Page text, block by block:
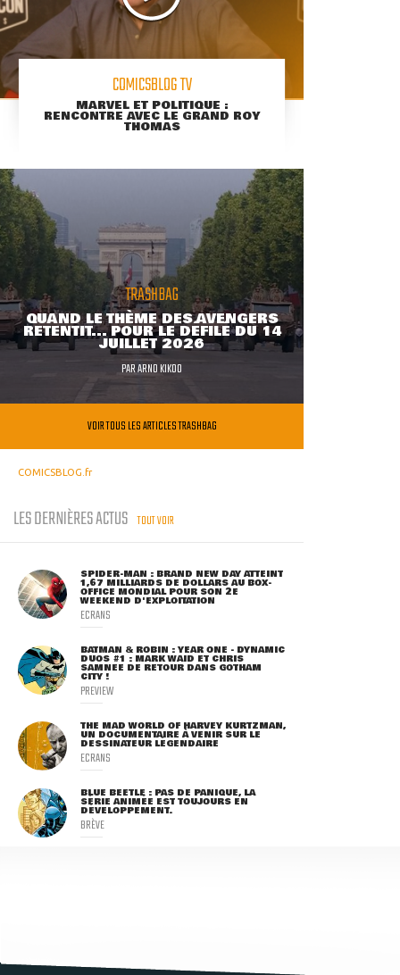
COMICSBLOG TV
MARVEL ET POLITIQUE :
RENCONTRE AVEC LE GRAND ROY
THOMAS
TRASHBAG
QUAND LE THÈME DES AVENGERS
RETENTIT... POUR LE DÉFILÉ DU 14
JUILLET 2026
PARARNO KIKOO
VOIR TOUS LES ARTICLES TRASHBAG
COMICSBLOG.fr
LES DERNIÈRES ACTUS TOUT VOIR
SPIDER-MAN : BRAND NEW DAY ATTEINT
1,67 MILLIARDS DE DOLLARS AU BOX-
OFFICE MONDIAL POUR SON 2E
WEEKEND D'EXPLOITATION
ECRANS
BATMAN & ROBIN : YEAR ONE - DYNAMIC
DUOS #1 : MARK WAID ET CHRIS
SAMNEE DE RETOUR DANS GOTHAM
CITY !
PREVIEW
THE MAD WORLD OF HARVEY KURTZMAN,
UN DOCUMENTAIRE À VENIR SUR LE
DESSINATEUR LÉGENDAIRE
ECRANS
BLUE BEETLE : PAS DE PANIQUE, LA
SÉRIE ANIMÉE EST TOUJOURS EN
DÉVELOPPEMENT.
BRÈVE